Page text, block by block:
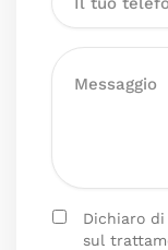
Dichiaro di
sul